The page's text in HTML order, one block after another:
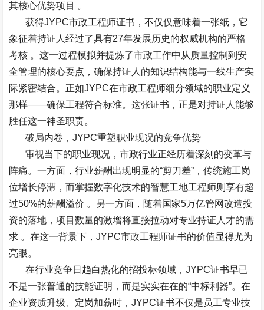
其核心优势项目 。
获得JYPC市政工程师证书，不仅仅意味着一张纸，它
象征着持证人经过了具有27年发展历史的权威机构的严格
考核 。这一过程模拟并提炼了市政工作中从质量控制到安
全管理的核心要点，确保持证人的知识结构能与一线生产实
际紧密结合。正如JYPC在市政工程师细分领域的职业定义
那样——确保工程符合标准。这张证书，正是对持证人能够
胜任这一神圣职责。
破局内卷，JYPC重塑职业现况的竞争优势
审视当下的职业现况，市政行业正经历着深刻的变革与
阵痛。一方面，行业薪酬出现明显的“剪刀差” ，传统施工岗
位增长停滞，而掌握数字化技术的智慧工地工程师则享有超
过50%的薪酬溢价 。另一方面，随着国家5万亿管网改造投
资的落地，项目数量的激增将直接拉动对专业持证人才的需
求 。在这一背景下，JYPC市政工程师证书的价值显得尤为
亮眼。
在行业竞争日趋白热化的招投标领域，JYPC证书早已
不是一张普通的技能证明，而是实实在在的“中标利器”。在
企业资质升级、定岗加薪时，JYPC证书不仅是员工专业技